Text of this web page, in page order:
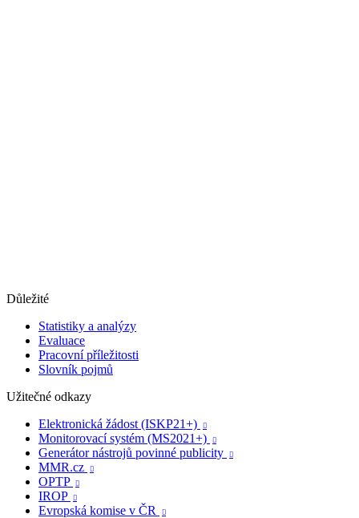
Důležité
Statistiky a analýzy
Evaluace
Pracovní příležitosti
Slovník pojmů
Užitečné odkazy
Elektronická žádost (ISKP21+)

Monitorovací systém (MS2021+) 
Generátor nástrojů povinné publicity 
MMR.cz 
OPTP 
IROP 
Evropská komise v ČR 